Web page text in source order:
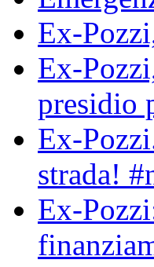
Ex-
Ex-
presidio
Ex-
strada!
Ex-